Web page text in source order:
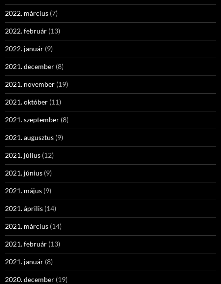
2022. március (7)
2022. február (13)
2022. január (9)
2021. december (8)
2021. november (19)
2021. október (11)
2021. szeptember (8)
2021. augusztus (9)
2021. július (12)
2021. június (9)
2021. május (9)
2021. április (14)
2021. március (14)
2021. február (13)
2021. január (8)
2020. december (19)